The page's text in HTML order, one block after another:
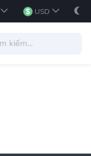
USD